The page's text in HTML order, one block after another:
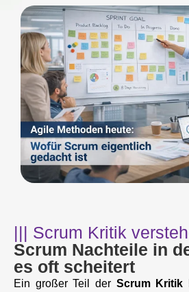
||| Scrum Kritik
Scrum Nachteile in
es oft scheitert
Ein großer Teil der Scrum Kritik